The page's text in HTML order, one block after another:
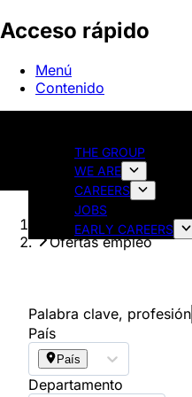
Acceso rápido
Menú
Contenido
THE GROUP
WE ARE
CAREERS
JOBS
EARLY CAREERS
Página principal
Ofertas empleo
Palabra clave, profesión
País
País
Departamento